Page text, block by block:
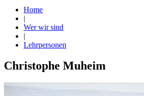
Home
Wer wir sind
Lehrpersonen
Christophe Muheim